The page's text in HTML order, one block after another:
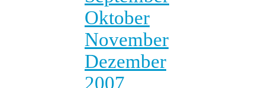
Oktober
November
Dezember
2007